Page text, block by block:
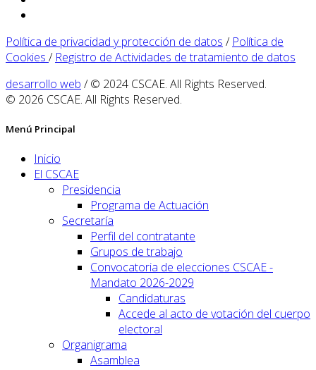
Política de privacidad y protección de datos / Política de
Cookies / Registro de Actividades de tratamiento de datos
desarrollo web / © 2024 CSCAE. All Rights Reserved.
© 2026 CSCAE. All Rights Reserved.
Menú Principal
Inicio
El CSCAE
Presidencia
Programa de Actuación
Secretaría
Perfil del contratante
Grupos de trabajo
Convocatoria de elecciones CSCAE -
Mandato 2026-2029
Candidaturas
Accede al acto de votación del cuerpo
electoral
Organigrama
Asamblea